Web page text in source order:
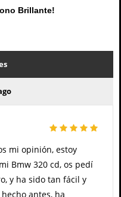
Brillante!
mi opinión, estoy
Bmw 320 cd, os pedí
y ha sido tan fácil y
antes, ha